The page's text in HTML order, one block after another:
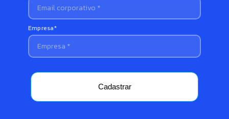
Empresa*
Cadastrar